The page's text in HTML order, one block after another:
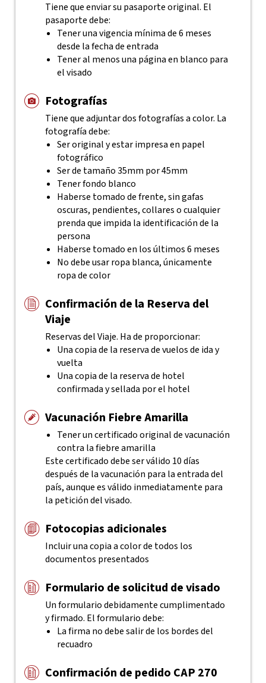
Tiene que enviar su pasaporte original. El
pasaporte debe:
Tener una vigencia mínima de 6 meses
desde la fecha de entrada
Tener al menos una página en blanco para
el visado
Fotografías
Tiene que adjuntar dos fotografías a color. La
fotografía debe:
Ser original y estar impresa en papel
fotográfico
Ser de tamaño 35mm por 45mm
Tener fondo blanco
Haberse tomado de frente, sin gafas
oscuras, pendientes, collares o cualquier
prenda que impida la identificación de la
persona
Haberse tomado en los últimos 6 meses
No debe usar ropa blanca, únicamente
ropa de color
Confirmación de la Reserva del
Viaje
Reservas del Viaje. Ha de proporcionar:
Una copia de la reserva de vuelos de ida y
vuelta
Una copia de la reserva de hotel
confirmada y sellada por el hotel
Vacunación Fiebre Amarilla
Tener un certificado original de vacunación
contra la fiebre amarilla
Este certificado debe ser válido 10 días
después de la vacunación para la entrada del
país, aunque es válido inmediatamente para
la petición del visado.
Fotocopias adicionales
Incluir una copia a color de todos los
documentos presentados
Formulario de solicitud de visado
Un formulario debidamente cumplimentado
y firmado. El formulario debe:
La firma no debe salir de los bordes del
recuadro
Confirmación de pedido CAP 270